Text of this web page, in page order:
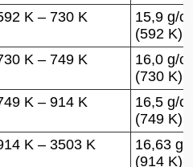
K – 730 K
15,9 g/
(592 K)
K – 749 K
16,0 g/
(730 K)
K – 914 K
16,5 g/
(749 K)
K – 3503 K
16,63 g/
(914 K)